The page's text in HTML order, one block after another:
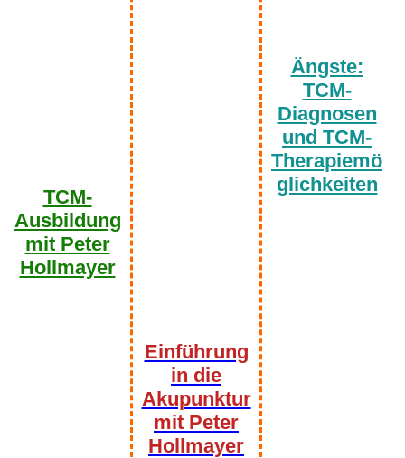
TCM-
Ausbildung
mit Peter
Hollmayer
Einführung
in die
Akupunktur
mit Peter
Hollmayer
Ängste:
TCM-
Diagnosen
und TCM-
Therapiemö
glichkeiten